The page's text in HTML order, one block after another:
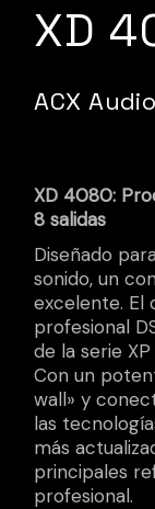
XD
ACX Audio
XD 4080:
8 salidas
Diseñado
sonido, un
excelente. El
profesional
de la serie
Con un
wall» y
las
más
principales
profesional.